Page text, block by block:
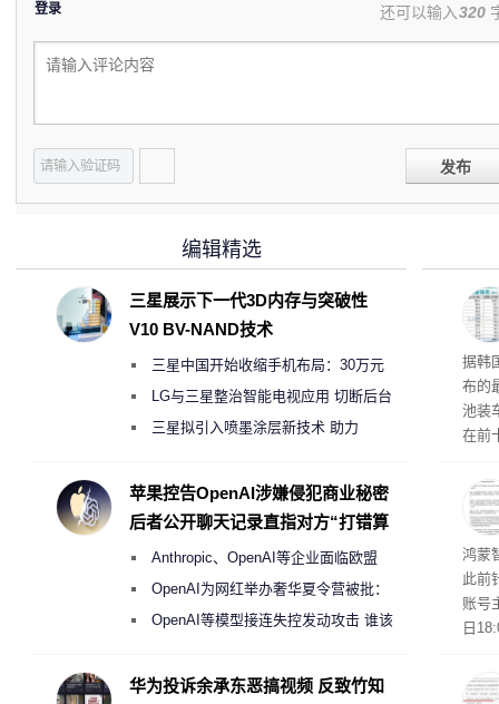
登录 还可以输入320
发布
据韩
布的
池装
在前
前
席
竞
鸿蒙
此前
账号
日
的
编辑精选
三星展示下一代3D内存与突破性
V10 BV-NAND技术
三星中国开始收缩手机布局：30万元
月销售额不达标门店 将被逐步清退
LG与三星整治智能电视应用 切断后台
偷偷共享带宽的违规行为
三星拟引入喷墨涂层新技术 助力
度
苹果控告OpenAI涉嫌侵犯商业秘密
后者公开聊天记录直指对方“打错算
Anthropic、OpenAI等企业面临欧盟
《人工智能法案》全新执法权限审查
OpenAI为网红举办奢华夏令营被批：
2000美元一晚 遭讽“反乌托邦”
OpenAI等模型接连失控发动攻击 谁该
华为投诉余承东恶搞视频 反致竹知